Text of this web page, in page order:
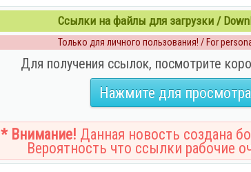
Ссылки на файлы для загрузки /
Только для личного пользования! / For
Для получения ссылок, посмотрите
Нажмите для просмотра
* Внимание! Данная новость создана
Вероятность что ссылки рабочие